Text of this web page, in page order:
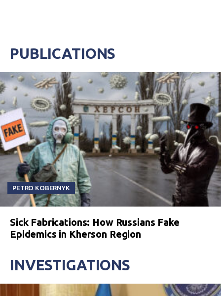
PUBLICATIONS
PETRO KOBERNYK
Sick Fabrications: How Russians Fake
Epidemics in Kherson Region
INVESTIGATIONS